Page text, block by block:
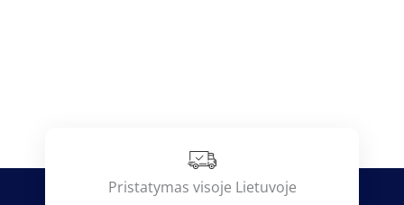
Pristatymas visoje Lietuvoje